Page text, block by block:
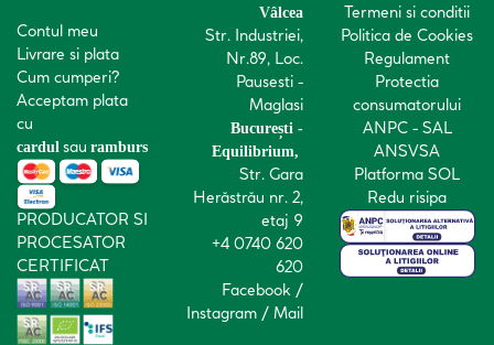
Contul meu
Livrare si plata
Cum cumperi?
Acceptam plata
cu
cardul sau ramburs
PRODUCATOR SI
PROCESATOR
CERTIFICAT
Vâlcea
Str. Industriei,
Nr.89, Loc.
Pausesti -
Maglasi
București -
Equilibrium,
Str. Gara
Herăstrău nr. 2,
etaj 9
+4 0740 620
620
Facebook /
Instagram / Mail
Termeni si conditii
Politica de Cookies
Regulament
Protectia
consumatorului
ANPC - SAL
ANSVSA
Platforma SOL
Redu risipa